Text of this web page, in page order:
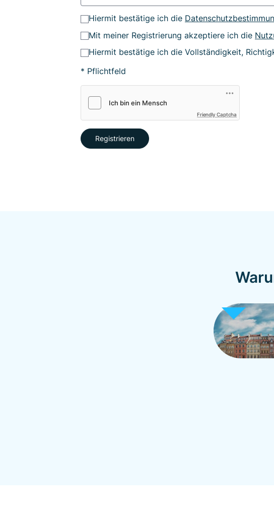
Hiermit bestätige ich die
Mit meiner Registrierung akzeptiere ich die
Hiermit bestätige ich die Vollständigkeit,
* Pflichtfeld
Friendly Captcha
Registrieren